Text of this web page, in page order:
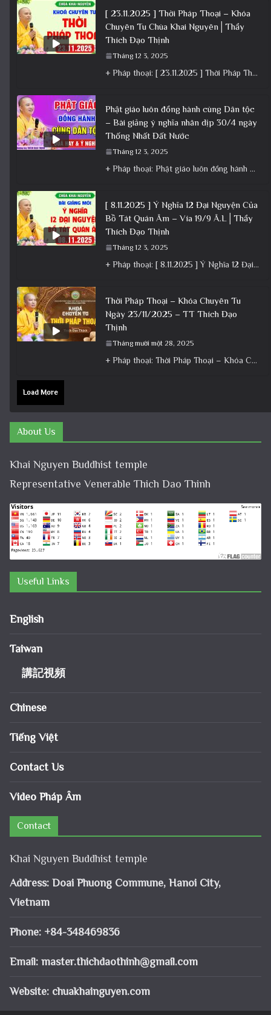
[ 23.11.2025 ] Thời Pháp Thoại – Khóa
Chuyên Tu Chùa Khai Nguyên│Thầy
Thích Đạo Thịnh
Tháng 12 3, 2025
+ Pháp thoại: [ 23.11.2025 ] Thời Pháp Thoại – Khóa Chuyên Tu Chùa Khai Nguyên│Thầy Thích Đạo Thịnh +
Phật giáo luôn đồng hành cùng Dân tộc
– Bài giảng ý nghĩa nhân dịp 30/4 ngày
Thống Nhất Đất Nước
Tháng 12 3, 2025
+ Pháp thoại: Phật giáo luôn đồng hành cùng Dân tộc – Bài giảng ý nghĩa nhân dịp 30/4 ngày
[ 8.11.2025 ] Ý Nghĩa 12 Đại Nguyện Của
Bồ Tát Quán Âm – Vía 19/9 Â.L│Thầy
Thích Đạo Thịnh
Tháng 12 3, 2025
+ Pháp thoại: [ 8.11.2025 ] Ý Nghĩa 12 Đại Nguyện Của Bồ Tát Quán Âm – Vía 19/9 Â.L│Thầy
Thời Pháp Thoại – Khóa Chuyên Tu
Ngày 23/11/2025 – TT Thích Đạo
Thịnh
Tháng mười một 28, 2025
+ Pháp thoại: Thời Pháp Thoại – Khóa Chuyên Tu Ngày 23/11/2025 – TT Thích Đạo Thịnh + Album: Pháp
Load More
About Us
Khai Nguyen Buddhist temple
Representative Venerable Thich Dao Thinh
Useful Links
English
Taiwan
講記視頻
Chinese
Tiếng Việt
Contact Us
Video Pháp Âm
Contact
Khai Nguyen Buddhist temple
Address: Doai Phuong Commune, Hanoi City,
Vietnam
Phone: +84-348469836
Email: master.thichdaothinh@gmail.com
Website: chuakhainguyen.com